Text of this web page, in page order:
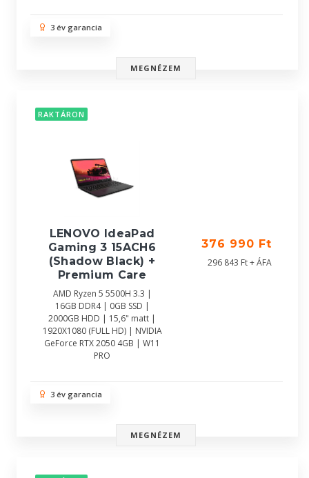
3 év garancia
MEGNÉZEM
RAKTÁRON
LENOVO IdeaPad
Gaming 3 15ACH6
(Shadow Black) +
Premium Care
AMD Ryzen 5 5500H 3.3 |
16GB DDR4 | 0GB SSD |
2000GB HDD | 15,6" matt |
1920X1080 (FULL HD) | NVIDIA
GeForce RTX 2050 4GB | W11
PRO
376 990 Ft
296 843 Ft + ÁFA
3 év garancia
MEGNÉZEM